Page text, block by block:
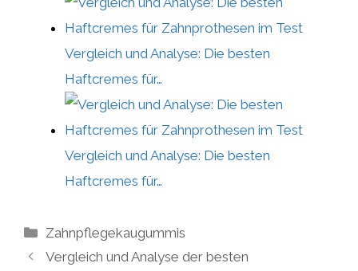
Vergleich und Analyse: Die besten
Haftcremes für…
Vergleich und Analyse: Die besten
Haftcremes für…
Kategorien
Zahnpflegekaugummis
Vergleich und Analyse der besten